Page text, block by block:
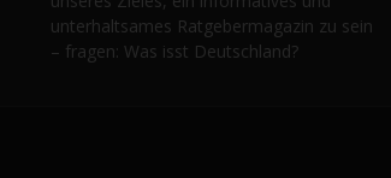
unterhaltsames Ratgebermagazin zu sein
– fragen: Was isst Deutschland?